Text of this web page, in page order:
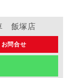
飯塚店
お問合せ